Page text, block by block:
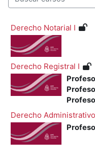
Derecho Notarial I
Derecho Registral I
Derecho